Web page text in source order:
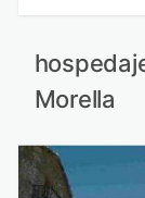
Morella